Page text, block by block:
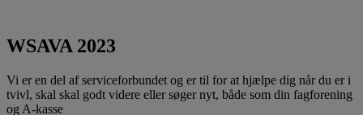
WSAVA 2023
Vi er en del af serviceforbundet og er til for at hjælpe dig når du er i
tvivl, skal skal godt videre eller søger nyt, både som din fagforening
og A-kasse